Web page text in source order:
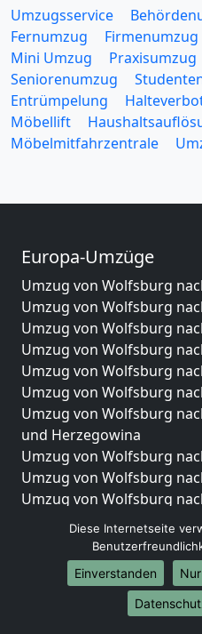
Umzugsservice
Fernumzug
Firmenumzug
Mini Umzug
Praxisumzug
Seniorenumzug
Entrümpelung
Möbellift
Möbelmitfahrzentrale
Europa-Umzüge
Umzug von Wolfsburg
Umzug von Wolfsburg
Umzug von Wolfsburg
Umzug von Wolfsburg
Umzug von Wolfsburg
Umzug von Wolfsburg
Umzug von Wolfsburg
und Herzegowina
Umzug von Wolfsburg
Umzug von Wolfsburg
Umzug von Wolfsburg
Umzug von Wolfsburg
Umzug von Wolfsburg
Umzug von Wolfsburg
Umzug von Wolfsburg
Umzug von Wolfsburg
Diese Internetseite
Einverstanden